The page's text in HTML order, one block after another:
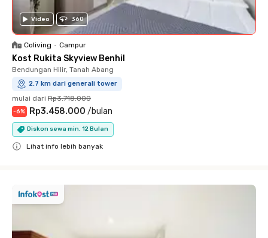
Video 360
Coliving • Campur
Kost Rukita Skyview Benhil
Bendungan Hilir, Tanah Abang
2.7 km dari generali tower
mulai dari Rp3.718.000
-6% Rp3.458.000 /bulan
Diskon sewa min. 12 Bulan
Lihat info lebih banyak